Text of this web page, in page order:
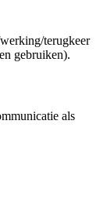
terugkeer
gebruiken).
als